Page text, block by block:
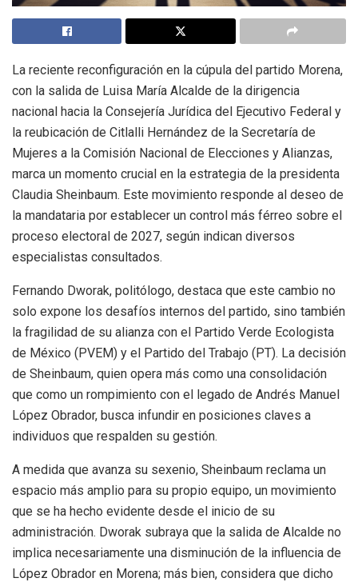
La reciente reconfiguración en la cúpula del partido Morena,
con la salida de Luisa María Alcalde de la dirigencia
nacional hacia la Consejería Jurídica del Ejecutivo Federal y
la reubicación de Citlalli Hernández de la Secretaría de
Mujeres a la Comisión Nacional de Elecciones y Alianzas,
marca un momento crucial en la estrategia de la presidenta
Claudia Sheinbaum. Este movimiento responde al deseo de
la mandataria por establecer un control más férreo sobre el
proceso electoral de 2027, según indican diversos
especialistas consultados.
Fernando Dworak, politólogo, destaca que este cambio no
solo expone los desafíos internos del partido, sino también
la fragilidad de su alianza con el Partido Verde Ecologista
de México (PVEM) y el Partido del Trabajo (PT). La decisión
de Sheinbaum, quien opera más como una consolidación
que como un rompimiento con el legado de Andrés Manuel
López Obrador, busca infundir en posiciones claves a
individuos que respalden su gestión.
A medida que avanza su sexenio, Sheinbaum reclama un
espacio más amplio para su propio equipo, un movimiento
que se ha hecho evidente desde el inicio de su
administración. Dworak subraya que la salida de Alcalde no
implica necesariamente una disminución de la influencia de
López Obrador en Morena; más bien, considera que dicho